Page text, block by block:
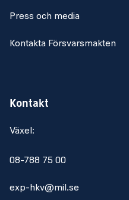
Press och media
Kontakta Försvarsmakten
Kontakt
Växel:
08-788 75 00
exp-hkv@mil.se